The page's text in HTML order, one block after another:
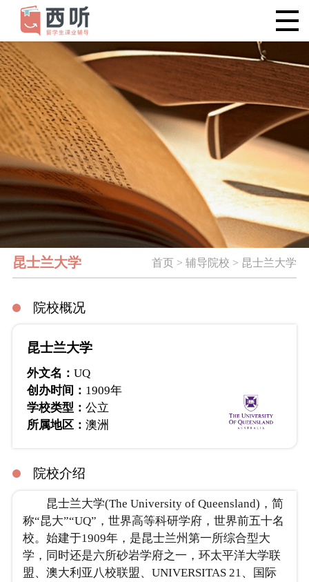
昆士兰大学 首页 > 辅导院校 > 昆士兰大学
院校概况
昆士兰大学
外文名： UQ
创办时间： 1909年
学校类型： 公立
所属地区： 澳洲
院校介绍
昆士兰大学(The University of Queensland)，简
称“昆大”“UQ”，世界高等科研学府，世界前五十名
校。始建于1909年，是昆士兰州第一所综合型大
学，同时还是六所砂岩学府之一，环太平洋大学联
盟、澳大利亚八校联盟、UNIVERSITAS 21、国际